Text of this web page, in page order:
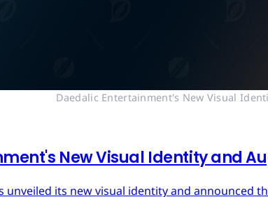
Daedalic Entertainment's New Visual
New Visual Identity and
unveiled its new visual identity and announced